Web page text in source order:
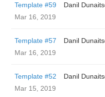
Template #59
Danil
Mar 16, 2019
Template #57
Danil
Mar 16, 2019
Template #52
Danil
Mar 15, 2019